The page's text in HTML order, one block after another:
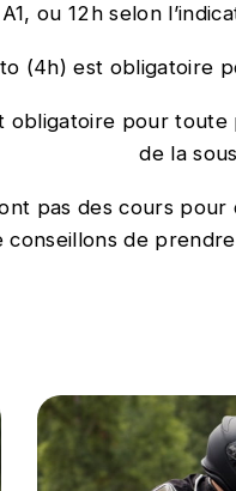
ou 12h selon
(4h) est obligatoire
obligatoire pour
de la
pas des cours
de